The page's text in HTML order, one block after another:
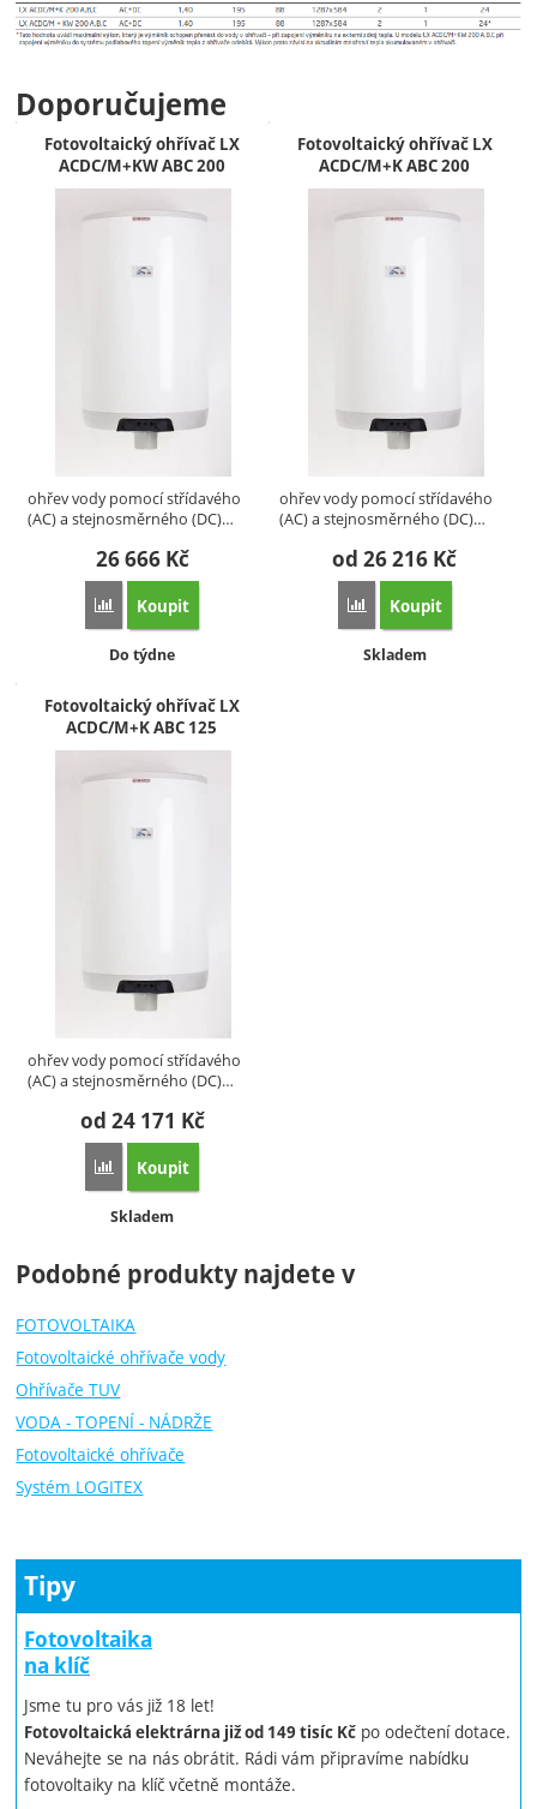
Doporučujeme
Fotovoltaický ohřívač LX
ACDC/M+KW ABC 200
ohřev vody pomocí střídavého
(AC) a stejnosměrného (DC)…
26 666 Kč
Porovnat
Koupit
Dostupnost:
Do týdne
Fotovoltaický ohřívač LX
ACDC/M+K ABC 200
ohřev vody pomocí střídavého
(AC) a stejnosměrného (DC)…
od 26 216 Kč
Porovnat
Koupit
Dostupnost:
Skladem
Fotovoltaický ohřívač LX
ACDC/M+K ABC 125
ohřev vody pomocí střídavého
(AC) a stejnosměrného (DC)…
od 24 171 Kč
Porovnat
Koupit
Dostupnost:
Skladem
Podobné produkty najdete v
FOTOVOLTAIKA
Fotovoltaické ohřívače vody
Ohřívače TUV
VODA - TOPENÍ - NÁDRŽE
Fotovoltaické ohřívače
Systém LOGITEX
Tipy
Fotovoltaika
na klíč
Jsme tu pro vás již 18 let!
Fotovoltaická elektrárna již od 149 tisíc Kč po odečtení dotace.
Neváhejte se na nás obrátit. Rádi vám připravíme nabídku
fotovoltaiky na klíč včetně montáže.